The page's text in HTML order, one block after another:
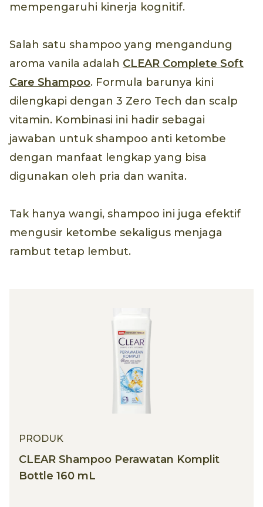
mempengaruhi kinerja kognitif.
Salah satu shampoo yang mengandung
aroma vanila adalah CLEAR Complete Soft
Care Shampoo. Formula barunya kini
dilengkapi dengan 3 Zero Tech dan scalp
vitamin. Kombinasi ini hadir sebagai
jawaban untuk shampoo anti ketombe
dengan manfaat lengkap yang bisa
digunakan oleh pria dan wanita.
Tak hanya wangi, shampoo ini juga efektif
mengusir ketombe sekaligus menjaga
rambut tetap lembut.
PRODUK
CLEAR Shampoo Perawatan Komplit
Bottle 160 mL